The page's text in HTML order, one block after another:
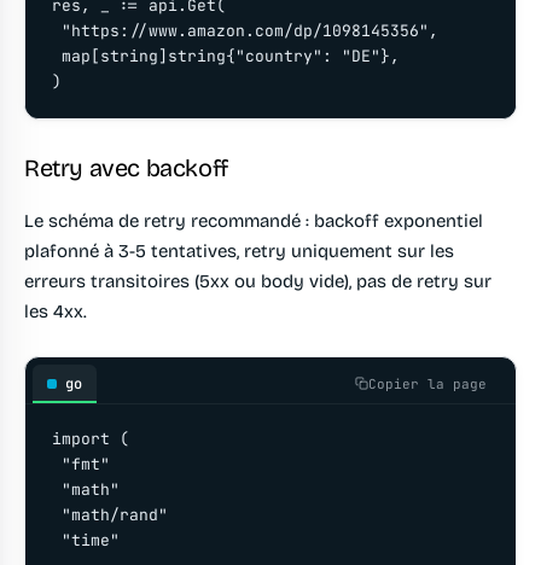
res, _ := api.Get(
"https://www.amazon.com/dp/1098145356",
map[string]string{"country": "DE"},
Retry avec backoff
Le schéma de retry recommandé : backoff exponentiel
plafonné à 3-5 tentatives, retry uniquement sur les
erreurs transitoires (5xx ou body vide), pas de retry sur
les 4xx.
go Copier la page
import (
"fmt"
"math"
"math/rand"
"time"